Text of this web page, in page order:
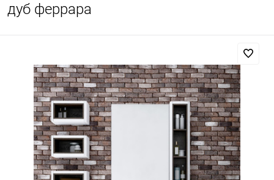
дуб феррара